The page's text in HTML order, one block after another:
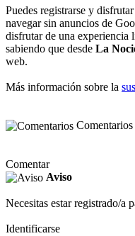
Puedes registrarse y
navegar sin anuncios de
disfrutar de una experiencia
sabiendo que desde La
web.
Más información sobre la
Comentarios
Comentar
Aviso
Necesitas estar registrado/a
Identificarse